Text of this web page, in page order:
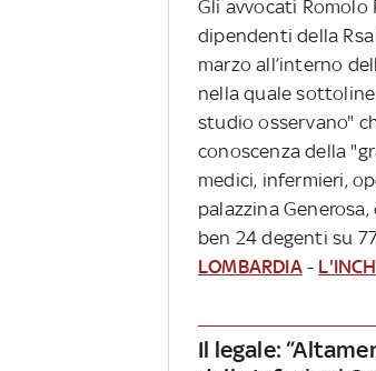
Gli avvocati Romolo
dipendenti della
marzo all’interno
nella quale
studio osservano"
conoscenza della
medici, infermieri,
palazzina
ben 24 degenti su
LOMBARDIA-
Il legale: